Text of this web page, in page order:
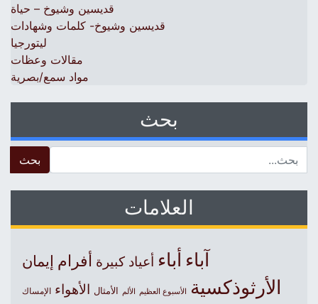
قديسين وشيوخ – حياة
قديسين وشيوخ- كلمات وشهادات
ليتورجيا
مقالات وعظات
مواد سمع/بصرية
بحث
العلامات
آباءأباء أعياد كبيرة أفرام إيمان
الأرثوذكسية الأسبوع العظيم الألم الأمثال الأهواء الإمساك